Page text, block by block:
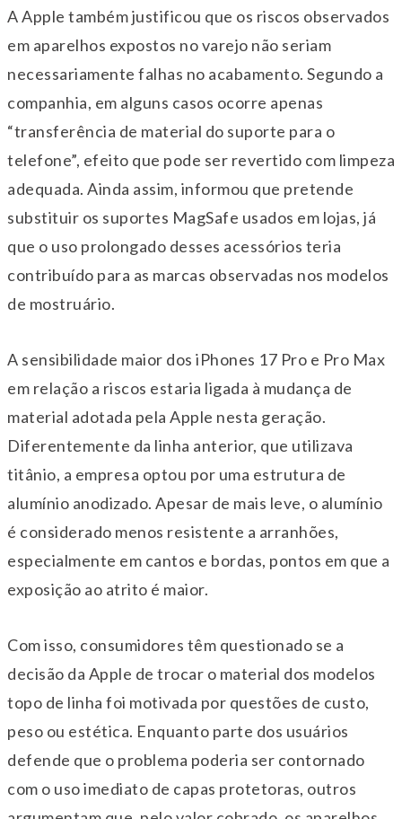
A Apple também justificou que os riscos observados
em aparelhos expostos no varejo não seriam
necessariamente falhas no acabamento. Segundo a
companhia, em alguns casos ocorre apenas
“transferência de material do suporte para o
telefone”, efeito que pode ser revertido com limpeza
adequada. Ainda assim, informou que pretende
substituir os suportes MagSafe usados em lojas, já
que o uso prolongado desses acessórios teria
contribuído para as marcas observadas nos modelos
de mostruário.
A sensibilidade maior dos iPhones 17 Pro e Pro Max
em relação a riscos estaria ligada à mudança de
material adotada pela Apple nesta geração.
Diferentemente da linha anterior, que utilizava
titânio, a empresa optou por uma estrutura de
alumínio anodizado. Apesar de mais leve, o alumínio
é considerado menos resistente a arranhões,
especialmente em cantos e bordas, pontos em que a
exposição ao atrito é maior.
Com isso, consumidores têm questionado se a
decisão da Apple de trocar o material dos modelos
topo de linha foi motivada por questões de custo,
peso ou estética. Enquanto parte dos usuários
defende que o problema poderia ser contornado
com o uso imediato de capas protetoras, outros